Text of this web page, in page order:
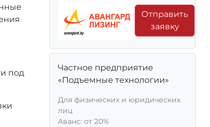
под
Отправить
заявку
Частное предприятие
«Подъемные технологии»
Для физических и юридических
лиц
Aванс: от 20%